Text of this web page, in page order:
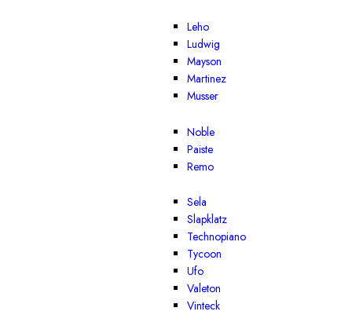
Leho
Ludwig
Mayson
Martinez
Musser
Noble
Paiste
Remo
Sela
Slapklatz
Technopiano
Tycoon
Ufo
Valeton
Vinteck